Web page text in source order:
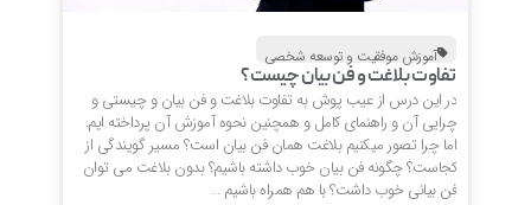
آموزش موفقیت و توسعه شخصی
تفاوت بلاغت و فن بیان چیست؟
در این درس از عیب پوش به تفاوت بلاغت و فن بیان و چیستی و
چرایی آن و راهنمای کامل و همچنین نحوه آموزش آن پرداخته ایم.
اما چرا تصور میکنیم بلاغت همان فن بیان است؟ مسیر گویندگی از
کجاست؟ چگونه فن بیان خوب داشته باشیم؟ بدون بلاغت می توان
فن بیانی خوب داشت؟ با هم همراه باشیم …